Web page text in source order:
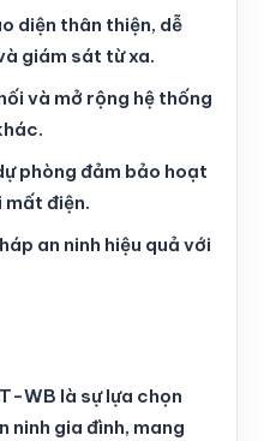
diện thân thiện, dễ
giám sát từ xa.
và mở rộng hệ thống
phòng đảm bảo hoạt
mất điện.
an ninh hiệu quả với
WB là sự lựa chọn
ninh gia đình, mang